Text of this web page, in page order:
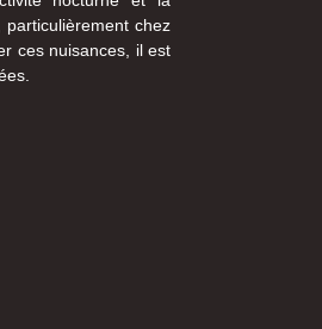
chez
ces nuisances, il est